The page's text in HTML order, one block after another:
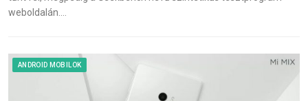
weboldalán.…
ANDROID MOBILOK